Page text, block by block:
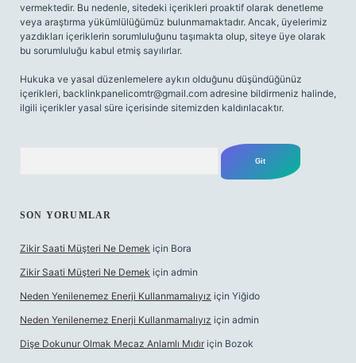
vermektedir. Bu nedenle, sitedeki içerikleri proaktif olarak denetleme
veya araştırma yükümlülüğümüz bulunmamaktadır. Ancak, üyelerimiz
yazdıkları içeriklerin sorumluluğunu taşımakta olup, siteye üye olarak
bu sorumluluğu kabul etmiş sayılırlar.
Hukuka ve yasal düzenlemelere aykırı olduğunu düşündüğünüz
içerikleri, backlinkpanelicomtr@gmail.com adresine bildirmeniz halinde,
ilgili içerikler yasal süre içerisinde sitemizden kaldırılacaktır.
SON YORUMLAR
Zikir Saati Müşteri Ne Demek için Bora
Zikir Saati Müşteri Ne Demek için admin
Neden Yenilenemez Enerji Kullanmamalıyız için Yiğido
Neden Yenilenemez Enerji Kullanmamalıyız için admin
Dişe Dokunur Olmak Mecaz Anlamlı Mıdır için Bozok